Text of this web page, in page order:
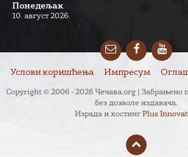
Понедељак
10. август 2026.
EmailFacebook
Услови коришћења Импресум
Copyright © 2006 - 2026 Чечава.org | Забрањено
без дозволе издавача.
Израда и хостинг Plus